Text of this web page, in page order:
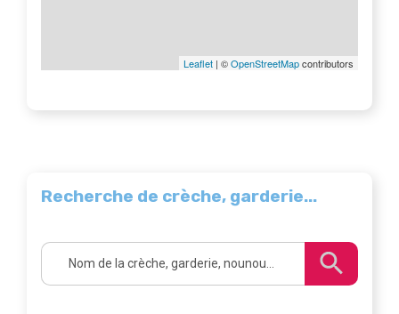
Leaflet | ©OpenStreetMapcontributors
Recherche de crèche, garderie...